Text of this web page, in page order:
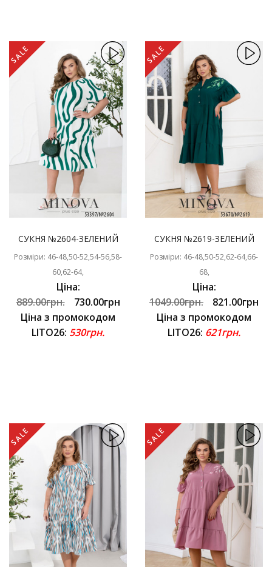
SALE
СУКНЯ №2604-ЗЕЛЕНИЙ
Розміри: 46-48,50-52,54-56,58-
60,62-64,
Ціна:
889.00грн.
730.00грн
Ціна з промокодом
LITO26: 530грн.
SALE
СУКНЯ №2619-ЗЕЛЕНИЙ
Розміри: 46-48,50-52,62-64,66-
68,
Ціна:
1049.00грн.
821.00грн
Ціна з промокодом
LITO26: 621грн.
SALE SALE